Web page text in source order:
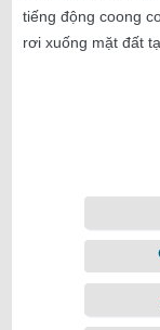
tiếng động coong
rơi xuống mặt đất